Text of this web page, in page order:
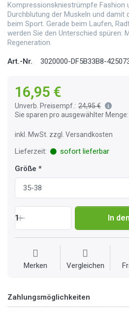
Kompressionskniestrümpfe Fashion
Durchblutung der Muskeln und damit
beim Sport. Gerade beim Laufen,
werden Sie den Unterschied spüren:
Regeneration.
Art.-Nr. 3020000-DF5B33B8-
16,95 €
Unverb. Preisempf.: 24,95 €
Sie sparen pro ausgewählter Menge:
inkl. MwSt. zzgl. Versandkosten
Lieferzeit:
sofort lieferbar
Größe
1 In
Merken Vergleichen
Zahlungsmöglichkeiten